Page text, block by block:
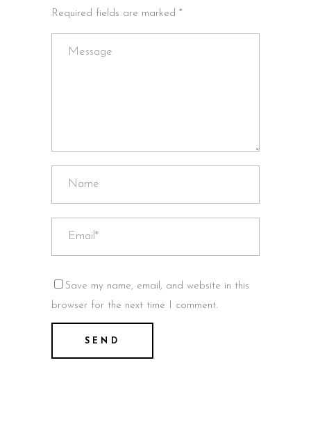
Required fields are marked *
Save my name, email, and website in this
browser for the next time I comment.